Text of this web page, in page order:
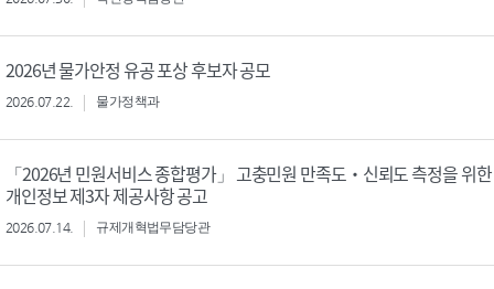
2026년 물가안정 유공 포상 후보자 공모
2026.07.22. 물가정책과
「2026년 민원서비스 종합평가」 고충민원 만족도‧신뢰도 측정을 위한
개인정보 제3자 제공사항 공고
2026.07.14. 규제개혁법무담당관